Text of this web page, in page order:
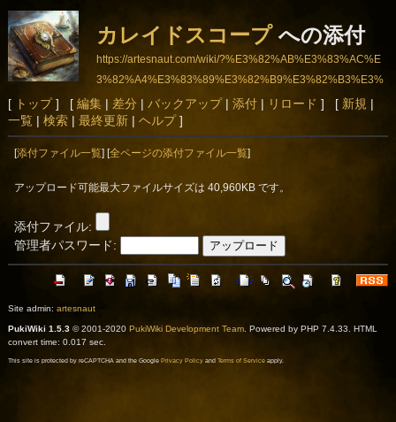
カレイドスコープへの添付
https://artesnaut.com/wiki/?%E3%82%AB%E3%83%AC%E
3%82%A4%E3%83%89%E3%82%B9%E3%82%B3%E3%
83%BC%E3%83%97
[ トップ] [ 編集| 差分 | バックアップ| 添付| リロード ] [ 新規 |
一覧 | 検索| 最終更新| ヘルプ]
[添付ファイル一覧 ] [全ページの添付ファイル一覧
アップロード可能最大ファイルサイズは 40,960KB です。
添付ファイル:
管理者パスワード:
Site admin: artesnaut
PukiWiki 1.5.3© 2001-2020 PukiWiki Development Team. Powered by PHP 7.4.33. HTML
convert time: 0.017 sec.
This site is protected by reCAPTCHA and the Google Privacy Policyand Terms of Serviceapply.